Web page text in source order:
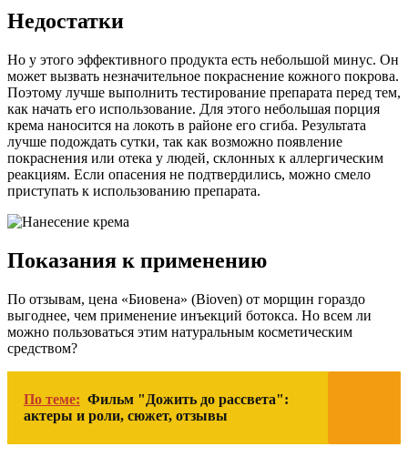
Недостатки
Но у этого эффективного продукта есть небольшой минус. Он
может вызвать незначительное покраснение кожного покрова.
Поэтому лучше выполнить тестирование препарата перед тем,
как начать его использование. Для этого небольшая порция
крема наносится на локоть в районе его сгиба. Результата
лучше подождать сутки, так как возможно появление
покраснения или отека у людей, склонных к аллергическим
реакциям. Если опасения не подтвердились, можно смело
приступать к использованию препарата.
Показания к применению
По отзывам, цена «Биовена» (Bioven) от морщин гораздо
выгоднее, чем применение инъекций ботокса. Но всем ли
можно пользоваться этим натуральным косметическим
средством?
По теме: Фильм "Дожить до рассвета":
актеры и роли, сюжет, отзывы